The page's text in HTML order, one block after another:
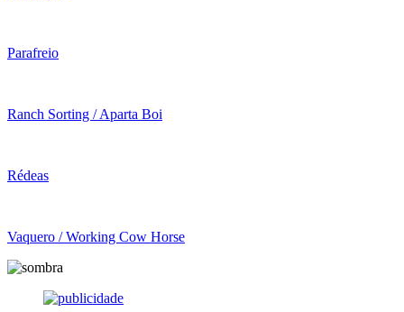
Parafreio
Ranch Sorting / Aparta Boi
Rédeas
Vaquero / Working Cow Horse